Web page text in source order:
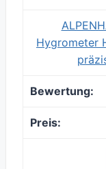
Hygrometer